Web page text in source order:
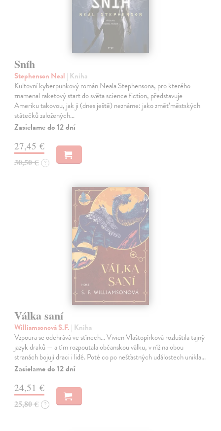
Sníh
Stephenson Neal | Kniha
Kultovní kyberpunkový román Neala Stephensona, pro kterého
znamenal raketový start do světa science fiction, představuje
Ameriku takovou, jak ji (dnes ještě) neznáme: jako změť městských
státečků založených…
Zasielame do 12 dní
27,45 €
30,50 € ?
Válka saní
Williamsonová S.F. | Kniha
Vzpoura se odehrává ve stínech… Vivien Vlaštopírková rozluštila tajný
jazyk draků — a tím rozpoutala občanskou válku, v níž na obou
stranách bojují draci i lidé. Poté co po nešťastných událostech unikla…
Zasielame do 12 dní
24,51 €
25,80 € ?